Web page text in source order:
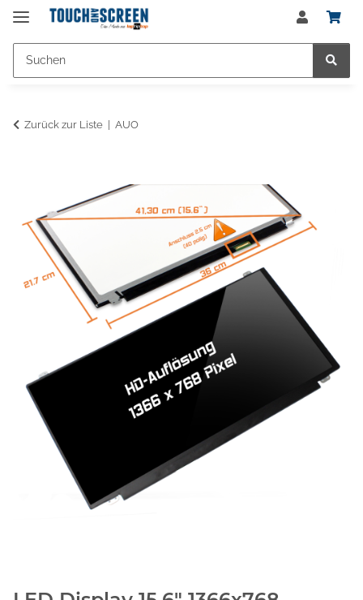
Zurück zur Liste AUO